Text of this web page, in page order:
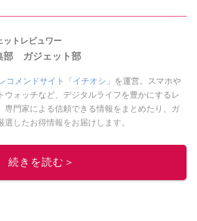
ットレビュワー
部 ガジェット部
コメンドサイト「イチオシ」 を運営。スマホや
ウォッチなど、デジタルライフを豊かにするレ
専門家による信頼できる情報をまとめたり、ガ
したお得情報をお届けします。
このイチオシストの他の記事を読む
続きを読む＞